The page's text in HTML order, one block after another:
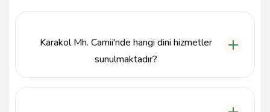
Karakol Mh. Camii'nde hangi dini hizmetler
sunulmaktadır?